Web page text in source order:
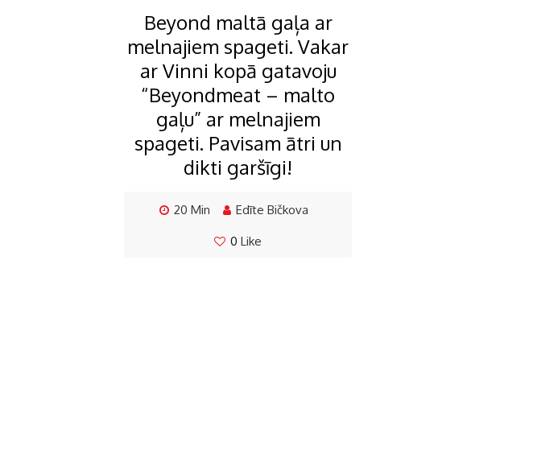
Beyond maltā gaļa ar
melnajiem spageti. Vakar
ar Vinni kopā gatavoju
“Beyondmeat – malto
gaļu” ar melnajiem
spageti. Pavisam ātri un
dikti garšīgi!
20 Min Edīte Bičkova
0 Like